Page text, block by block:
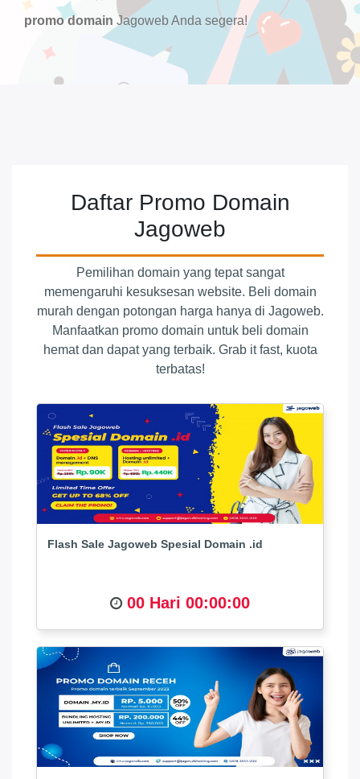
promo domain Jagoweb Anda segera!
Daftar Promo Domain
Jagoweb
Pemilihan domain yang tepat sangat
memengaruhi kesuksesan website. Beli domain
murah dengan potongan harga hanya di Jagoweb.
Manfaatkan promo domain untuk beli domain
hemat dan dapat yang terbaik. Grab it fast, kuota
terbatas!
Flash Sale Jagoweb Spesial Domain .id
00 Hari 00:00:00